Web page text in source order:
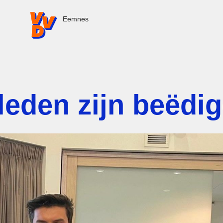
VVD.nl - Ga naar de homepage
Eemnes
zijn